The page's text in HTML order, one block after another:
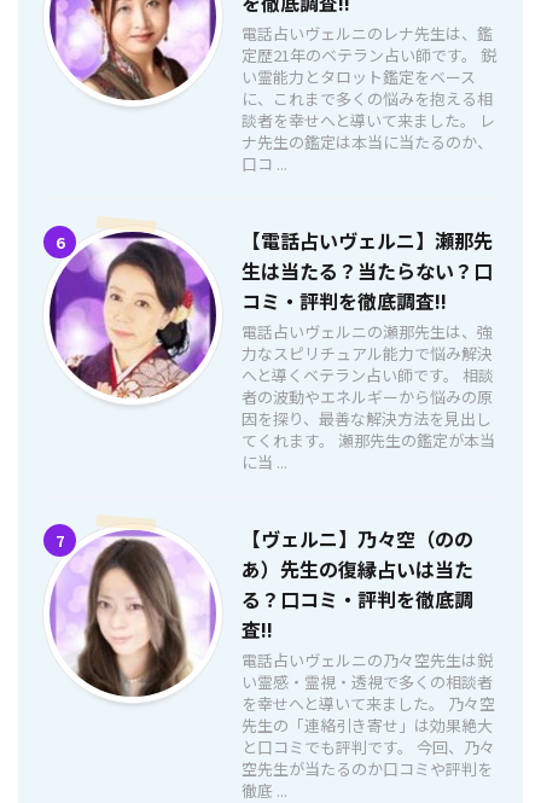
電話占いヴェルニのレナ先生は、鑑
定歴21年のベテラン占い師です。 鋭
い霊能力とタロット鑑定をベース
に、これまで多くの悩みを抱える相
談者を幸せへと導いて来ました。 レ
ナ先生の鑑定は本当に当たるのか、
口コ ...
6
【電話占いヴェルニ】瀬那先
生は当たる？当たらない？口
コミ・評判を徹底調査!!
電話占いヴェルニの瀬那先生は、強
力なスピリチュアル能力で悩み解決
へと導くベテラン占い師です。 相談
者の波動やエネルギーから悩みの原
因を探り、最善な解決方法を見出し
てくれます。 瀬那先生の鑑定が本当
に当 ...
7
【ヴェルニ】乃々空（のの
あ）先生の復縁占いは当た
る？口コミ・評判を徹底調
査!!
電話占いヴェルニの乃々空先生は鋭
い霊感・霊視・透視で多くの相談者
を幸せへと導いて来ました。 乃々空
先生の「連絡引き寄せ」は効果絶大
と口コミでも評判です。 今回、乃々
空先生が当たるのか口コミや評判を
徹底 ...